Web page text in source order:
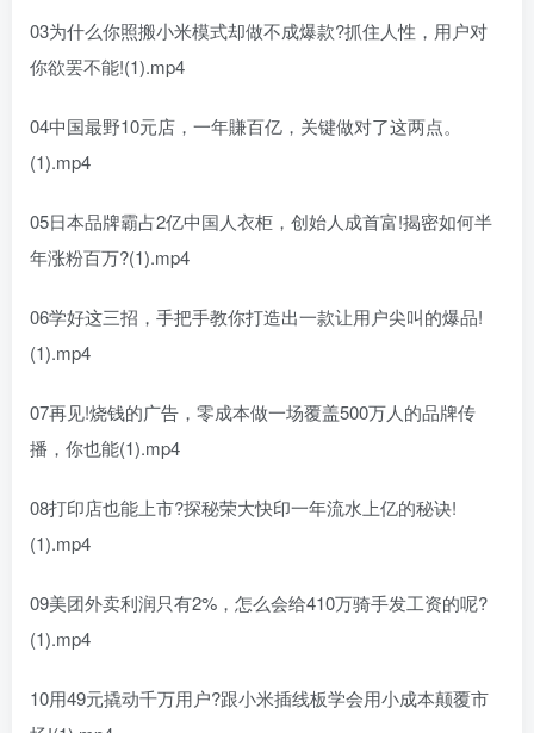
03为什么你照搬小米模式却做不成爆款?抓住人性，用户对
你欲罢不能!(1).mp4
04中国最野10元店，一年賺百亿，关键做对了这两点。
(1).mp4
05日本品牌霸占2亿中国人衣柜，创始人成首富!揭密如何半
年涨粉百万?(1).mp4
06学好这三招，手把手教你打造出一款让用户尖叫的爆品!
(1).mp4
07再见!烧钱的广告，零成本做一场覆盖500万人的品牌传
播，你也能(1).mp4
08打印店也能上市?探秘荣大快印一年流水上亿的秘诀!
(1).mp4
09美团外卖利润只有2%，怎么会给410万骑手发工资的呢?
(1).mp4
10用49元撬动千万用户?跟小米插线板学会用小成本颠覆市